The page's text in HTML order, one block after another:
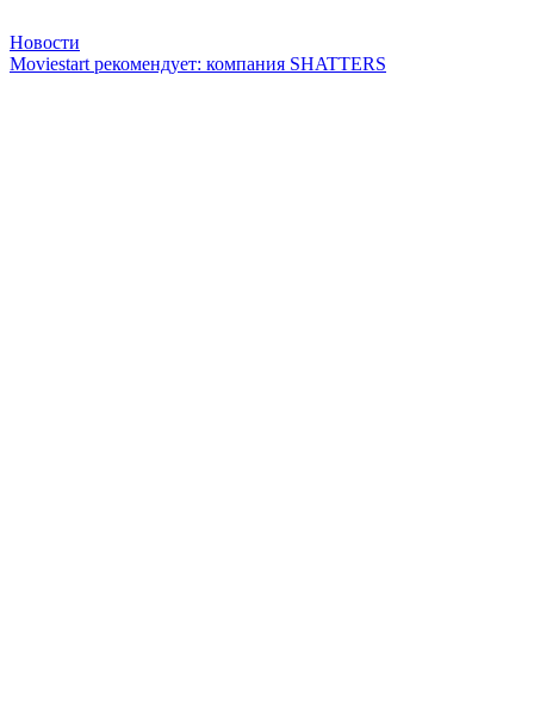
Новости
Moviestart рекомендует: компания SHATTERS